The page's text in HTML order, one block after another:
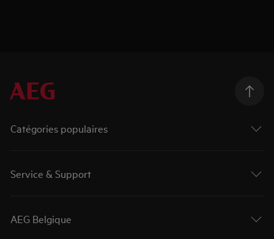
Catégories populaires
Service & Support
AEG Belgique